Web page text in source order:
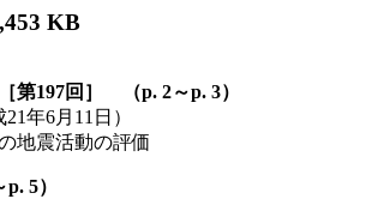
KB
第197回］ （p. 2～p. 3）
年6月11日）
地震活動の評価
5）